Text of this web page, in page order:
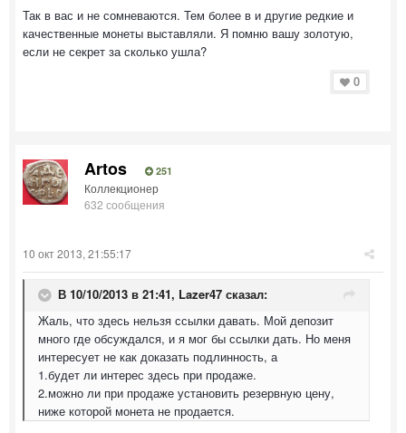
Так в вас и не сомневаются. Тем более в и другие редкие и
качественные монеты выставляли. Я помню вашу золотую,
если не секрет за сколько ушла?
0
Artos 251
Коллекционер
632 сообщения
10 окт 2013, 21:55:17
В 10/10/2013 в 21:41, Lazer47 сказал:
Жаль, что здесь нельзя ссылки давать. Мой депозит
много где обсуждался, и я мог бы ссылки дать. Но меня
интересует не как доказать подлинность, а
1.будет ли интерес здесь при продаже.
2.можно ли при продаже установить резервную цену,
ниже которой монета не продается.